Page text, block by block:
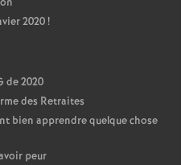
2020!
de 2020
des Retraites
bien apprendre quelque chose
peur